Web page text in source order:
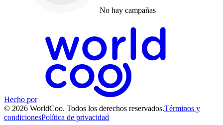
No hay campañas
Hecho por
© 2026 WorldCoo. Todos los derechos reservados.Términos y
condicionesPolítica de privacidad